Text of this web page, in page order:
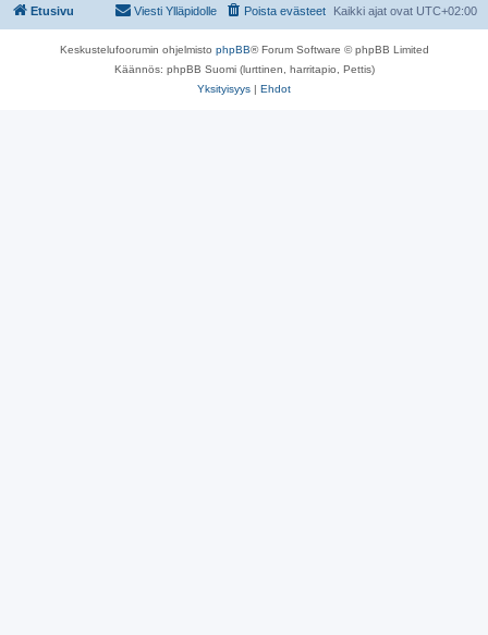
Etusivu Kaikki ajat ovat UTC+02:00
Poista evästeet
Viesti Ylläpidolle
Keskustelufoorumin ohjelmisto phpBB® Forum Software © phpBB Limited
Käännös: phpBB Suomi (lurttinen, harritapio, Pettis)
Yksityisyys | Ehdot